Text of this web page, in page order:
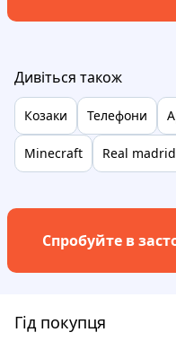
Дивіться також
Козаки Телефони
Minecraft Real madrid
Спробуйте в
Гід покупця